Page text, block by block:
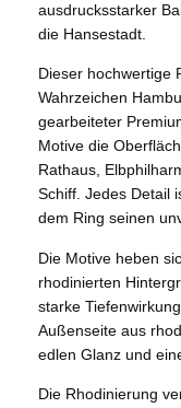
ausdrucksstarker
die Hansestadt.
Dieser hochwertige
Wahrzeichen
gearbeiteter
Motive die
Rathaus,
Schiff. Jedes Detail
dem Ring seinen
Die Motive heben
rhodinierten
starke
Außenseite aus
edlen Glanz und
Die Rhodinierung